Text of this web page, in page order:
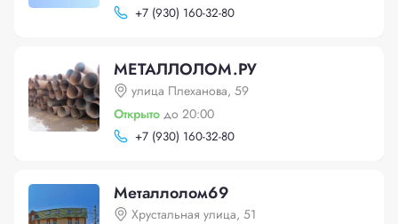
+7 (930) 160-32-80
МЕТАЛЛОЛОМ.РУ
улица Плеханова, 59
Открыто до 20:00
+7 (930) 160-32-80
Металлолом69
Хрустальная улица, 51